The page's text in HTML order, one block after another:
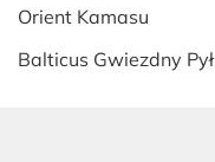
Orient Kamasu
Balticus Gwiezdny Pył